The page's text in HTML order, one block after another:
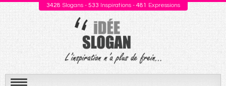
3428 Slogans - 533 Inspirations - 481 Expressions
Aller